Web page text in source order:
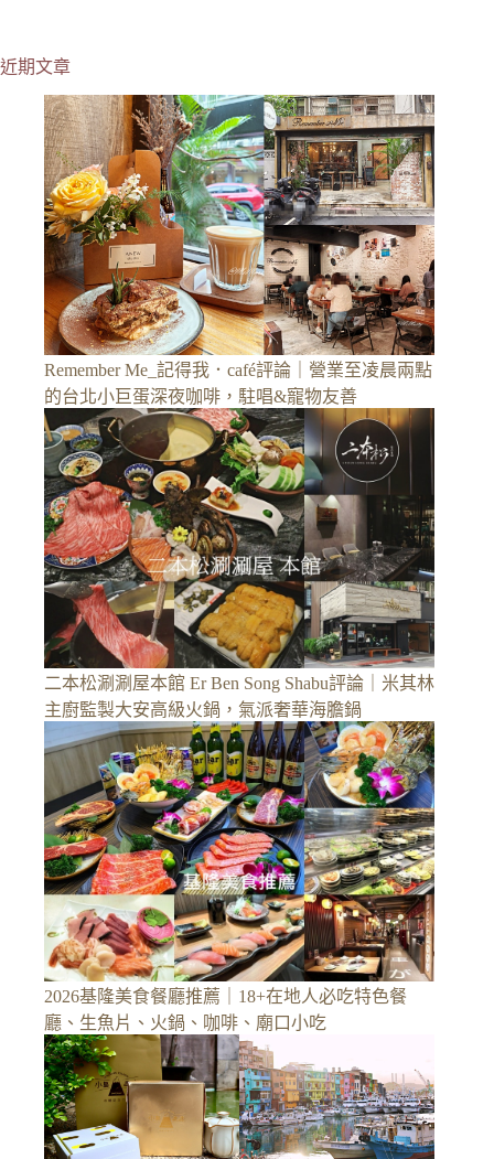
近期文章
Remember Me_記得我．café評論｜營業至凌晨兩點
的台北小巨蛋深夜咖啡，駐唱&寵物友善
二本松涮涮屋本館 Er Ben Song Shabu評論｜米其林
主廚監製大安高級火鍋，氣派奢華海膽鍋
2026基隆美食餐廳推薦｜18+在地人必吃特色餐
廳、生魚片、火鍋、咖啡、廟口小吃